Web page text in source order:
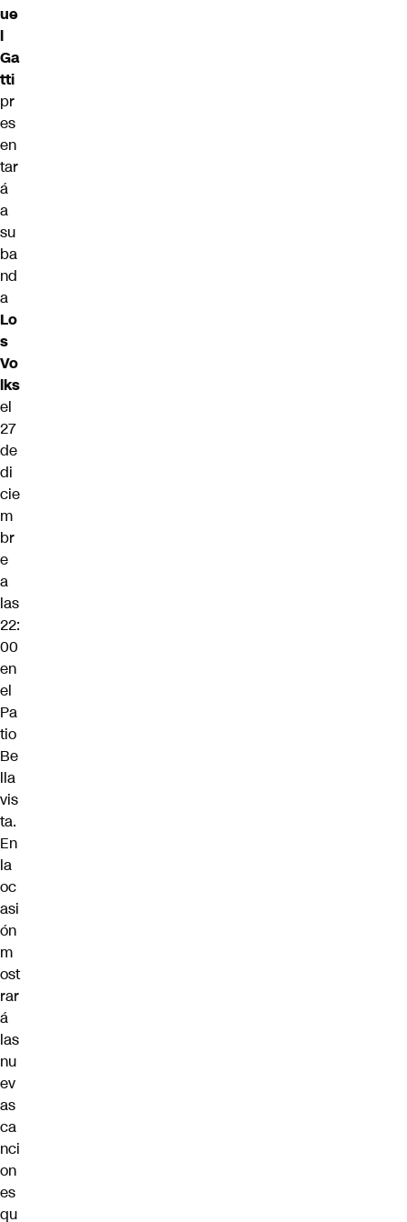
ue
l
Ga
tti
pr
es
en
tar
á
a
su
ba
nd
a
Lo
s
Vo
lks
el
27
de
di
cie
m
br
e
a
las
22:
00
en
el
Pa
tio
Be
lla
vis
ta.
En
la
oc
asi
ón
m
ost
rar
á
las
nu
ev
as
ca
nci
on
es
qu